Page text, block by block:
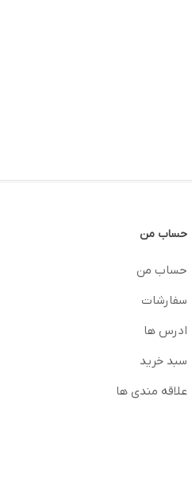
حساب من
حساب من
سفارشات
ادرس ها
سبد خرید
علاقه مندی ها